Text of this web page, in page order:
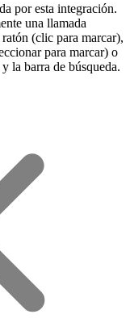
por esta integración.
una llamada
(clic para marcar),
para marcar) o
la barra de búsqueda.